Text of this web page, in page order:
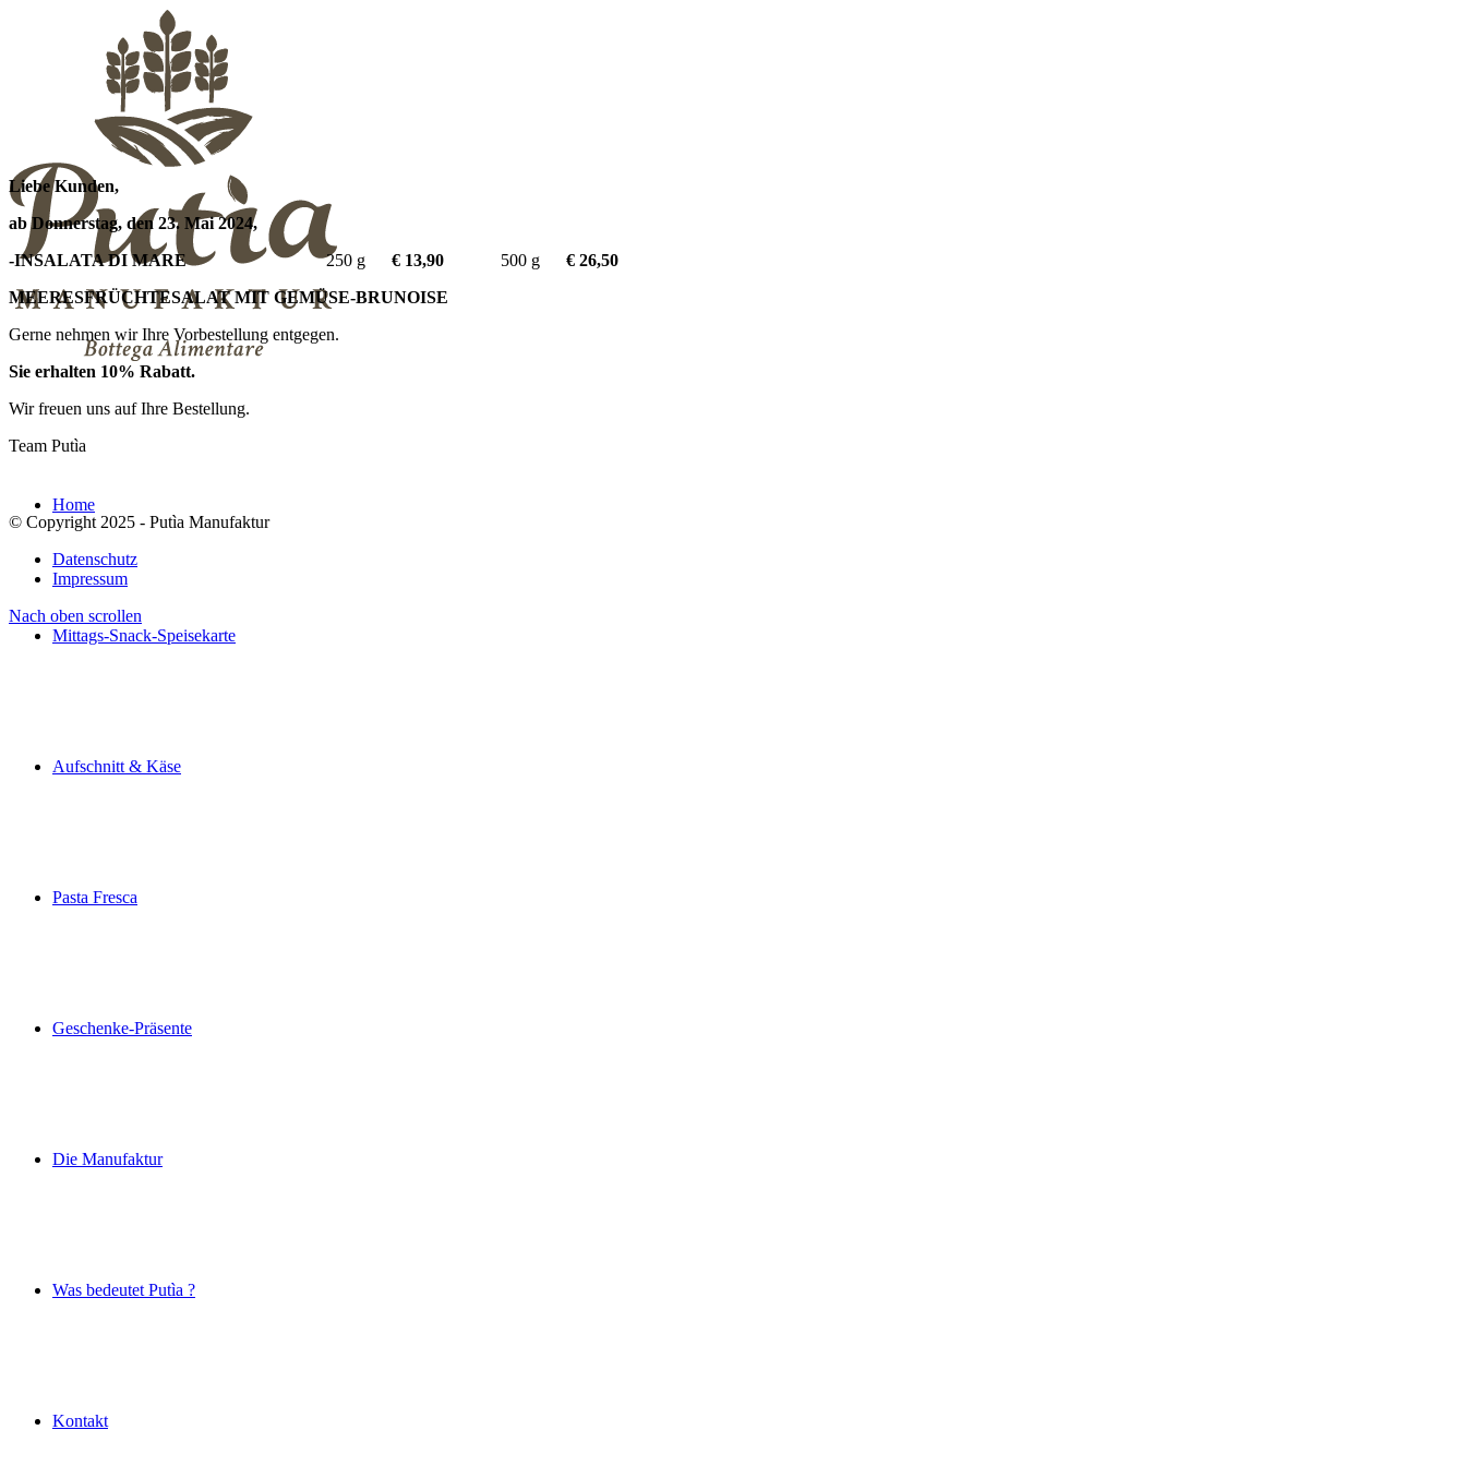
Home
Mittags-Snack-Speisekarte
Aufschnitt & Käse
Pasta Fresca
Geschenke-Präsente
Die Manufaktur
Was bedeutet Putìa ?
Kontakt
Liebe Kunden,
ab Donnerstag, den 23. Mai 2024,
-INSALATA DI MARE250 g € 13,90 500 g € 26,50
MEERESFRÜCHTESALAT MIT GEMÜSE-BRUNOISE
Gerne nehmen wir Ihre Vorbestellung entgegen.
Sie erhalten 10% Rabatt.
Wir freuen uns auf Ihre Bestellung.
Team Putìa
© Copyright 2025 - Putìa Manufaktur
Datenschutz
Impressum
Nach oben scrollen